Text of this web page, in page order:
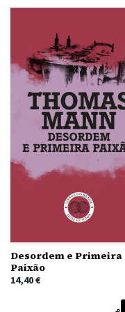
Desordem e Primeira
Paixão
14,40€